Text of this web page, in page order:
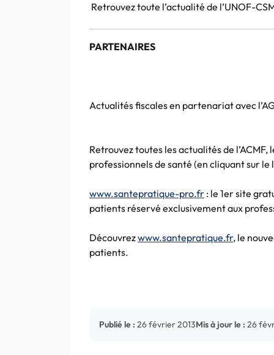
Retrouvez toute l’actualité de l’UNOF-
PARTENAIRES
Actualités fiscales en partenariatavec
Retrouvez toutes les actualités de l’ACMF,
professionnels de santé (en cliquantsur le
www.santepratique-pro.fr : le 1ersite
patients réservé exclusivement aux
Découvrezwww.santepratique.fr, le
patients.
Publié le : 26 février 2013Mis à jour le : 26